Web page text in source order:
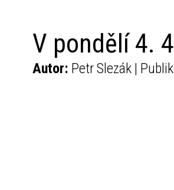
V pondělí 4.
Autor: Petr Slezák |